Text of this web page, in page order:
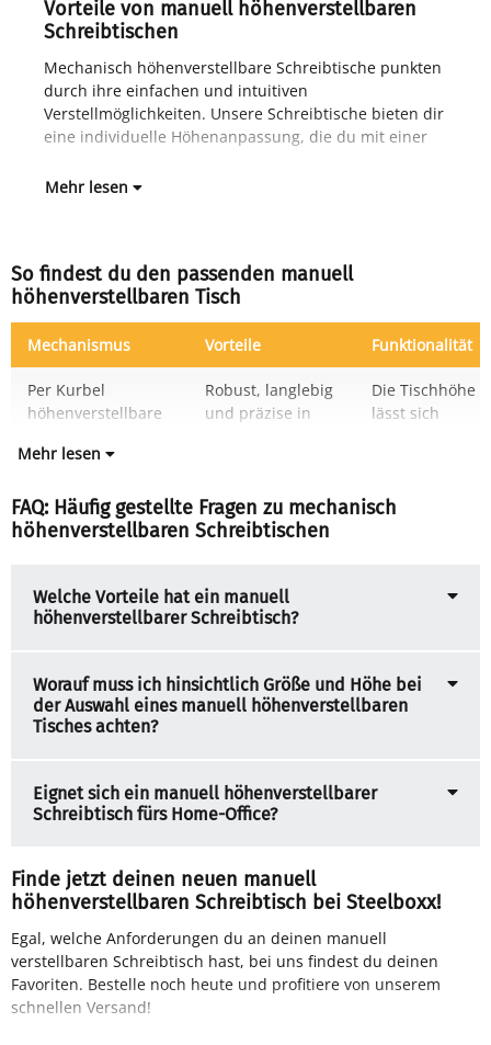
Vorteile von manuell höhenverstellbaren
Schreibtischen
Mechanisch höhenverstellbare Schreibtische punkten
durch ihre einfachen und intuitiven
Verstellmöglichkeiten. Unsere Schreibtische bieten dir
eine individuelle Höhenanpassung, die du mit einer
Kurbel, manueller Arretierung oder einem
Mehr lesen
So findest du den passenden manuell
höhenverstellbaren Tisch
Mechanismus Vorteile Funktionalität
Per Kurbel
höhenverstellbare
Robust, langlebig
und präzise in
Die Tischhöhe
lässt sich
Mehr lesen
FAQ: Häufig gestellte Fragen zu mechanisch
höhenverstellbaren Schreibtischen
Welche Vorteile hat ein manuell
höhenverstellbarer Schreibtisch?
Worauf muss ich hinsichtlich Größe und Höhe bei
der Auswahl eines manuell höhenverstellbaren
Tisches achten?
Eignet sich ein manuell höhenverstellbarer
Schreibtisch fürs Home-Office?
Finde jetzt deinen neuen manuell
höhenverstellbaren Schreibtisch bei Steelboxx!
Egal, welche Anforderungen du an deinen manuell
verstellbaren Schreibtisch hast, bei uns findest du deinen
Favoriten. Bestelle noch heute und profitiere von unserem
schnellen Versand!